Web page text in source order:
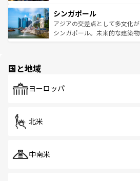
参照してほしい。
激する。気候は一年中温暖で
が待っている。親しみやすい
た文化、そして多様な観光資
み、どこを訪れても感動する
ており、効率よく見どころを
うな絶景から文化的な体験ま
シンガポール
アジアの交差点として多文化
シンガポール。未来的な建築
で、ホーカーズは地元の風情
国と地域
ヨーロッパ
北米
中南米